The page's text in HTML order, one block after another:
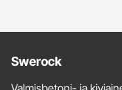
Lisätietoja
Swerock